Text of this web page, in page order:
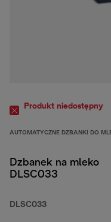
Produkt niedostępny
AUTOMATYCZNE DZBANKI DO
Dzbanek na mleko
DLSC033
DLSC033